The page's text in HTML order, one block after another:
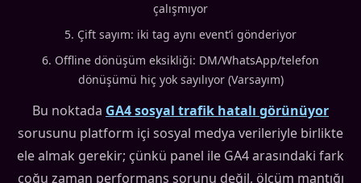
çalışmıyor
Çift sayım: iki tag aynı event’i gönderiyor
Offline dönüşüm eksikliği: DM/WhatsApp/telefon
dönüşümü hiç yok sayılıyor (Varsayım)
Bu noktada GA4 sosyal trafik hatalı görünüyor
sorusunu platform içi sosyal medya verileriyle birlikte
ele almak gerekir; çünkü panel ile GA4 arasındaki fark
çoğu zaman performans sorunu değil, ölçüm mantığı